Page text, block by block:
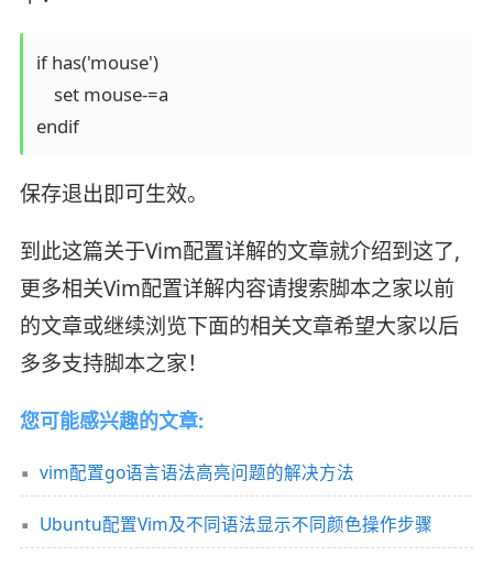
if has('mouse')
    set mouse-=a
endif
保存退出即可生效。
到此这篇关于Vim配置详解的文章就介绍到这了,
更多相关Vim配置详解内容请搜索脚本之家以前
的文章或继续浏览下面的相关文章希望大家以后
多多支持脚本之家！
您可能感兴趣的文章:
vim配置go语言语法高亮问题的解决方法
Ubuntu配置Vim及不同语法显示不同颜色操作步骤